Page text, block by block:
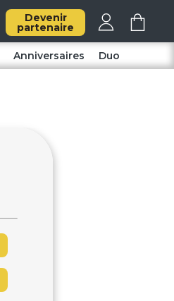
Devenir
partenaire
Anniversaires Duo